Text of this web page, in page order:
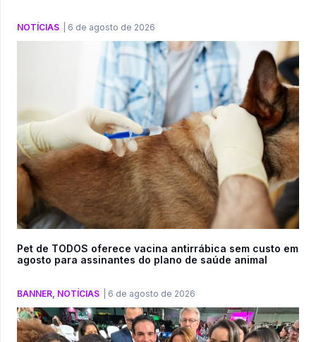
NOTÍCIAS 6 de agosto de 2026
Pet de TODOS oferece vacina antirrábica sem custo em
agosto para assinantes do plano de saúde animal
BANNER, NOTÍCIAS 6 de agosto de 2026